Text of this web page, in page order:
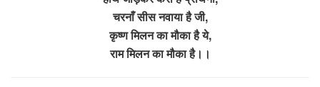
चरनाँ सीस नवाया है जी,
कृष्ण मिलन का मौका है ये,
राम मिलन का मौका है।।